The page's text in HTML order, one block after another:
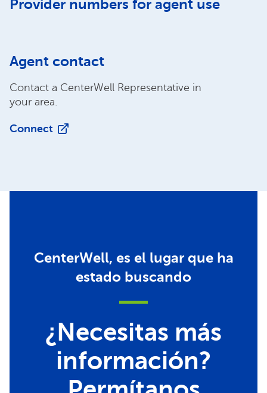
Provider numbers for agent use
Agent contact
Contact a CenterWell Representative in
your area.
Connect
CenterWell, es el lugar que ha
estado buscando
¿Necesitas más
información?